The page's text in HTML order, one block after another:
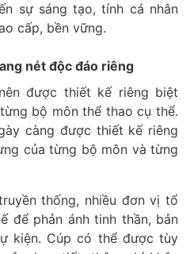
sự sáng tạo, tính cá nhân
cấp, bền vững.
nét độc đáo riêng
được thiết kế riêng biệt
bộ môn thể thao cụ thể.
càng được thiết kế riêng
của từng bộ môn và từng
thống, nhiều đơn vị tổ
để phản ánh tinh thần, bản
kiện. Cúp có thể được tùy